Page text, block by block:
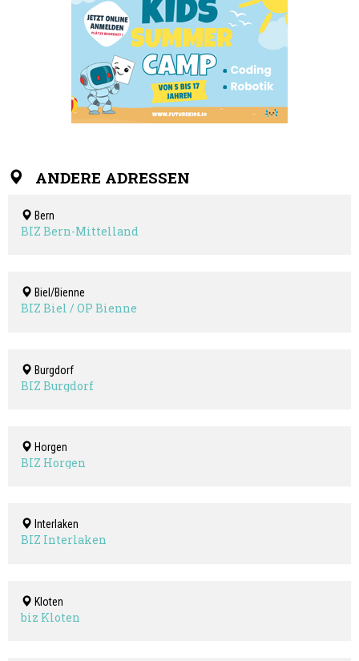
ANDERE ADRESSEN
Bern
BIZ Bern-Mittelland
Biel/Bienne
BIZ Biel / OP Bienne
Burgdorf
BIZ Burgdorf
Horgen
BIZ Horgen
Interlaken
BIZ Interlaken
Kloten
biz Kloten